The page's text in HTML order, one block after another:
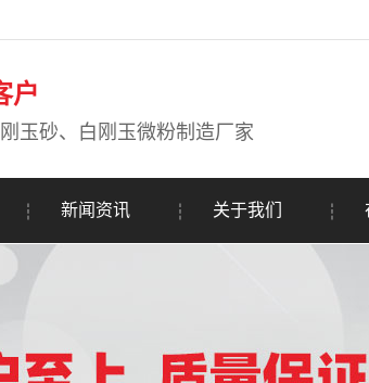
户
玉砂、白刚玉微粉制造厂家
新闻资讯 关于我们